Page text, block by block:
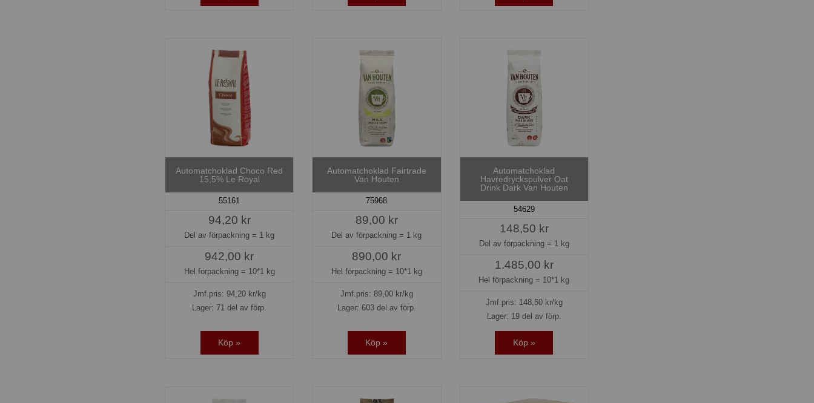
Automatchoklad Choco Red
15,5% Le Royal
55161
94,20 kr
Del av förpackning = 1 kg
942,00 kr
Hel förpackning = 10*1 kg
Jmf.pris: 94,20kr/kg
Lager: 71 del av förp.
Köp »
Automatchoklad Fairtrade
Van Houten
75968
89,00 kr
Del av förpackning = 1 kg
890,00 kr
Hel förpackning = 10*1 kg
Jmf.pris: 89,00kr/kg
Lager: 603 del av förp.
Köp »
Automatchoklad
Havredryckspulver Oat
Drink Dark Van Houten
54629
148,50 kr
Del av förpackning = 1 kg
1.485,00 kr
Hel förpackning = 10*1 kg
Jmf.pris: 148,50kr/kg
Lager: 19 del av förp.
Köp »